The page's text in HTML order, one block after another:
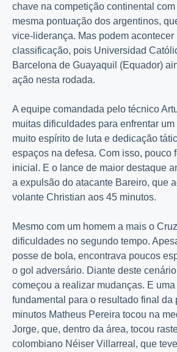
chave na competição continental
mesma pontuação dos argentinos,
vice-liderança. Mas podem acontecer
classificação, pois Universidad
Barcelona de Guayaquil (Equador)
ação nesta rodada.
A equipe comandada pelo técnico
muitas dificuldades para enfrentar
muito espírito de luta e dedicação
espaços na defesa. Com isso, pouco
inicial. E o lance de maior destaque
a expulsão do atacante Bareiro, que
volante Christian aos 45 minutos.
Mesmo com um homem a mais o
dificuldades no segundo tempo.
posse de bola, encontrava poucos
o gol adversário. Diante deste
começou a realizar mudanças. E
fundamental para o resultado final da
minutos Matheus Pereira tocou na
Jorge, que, dentro da área, tocou
colombiano Néiser Villarreal, que